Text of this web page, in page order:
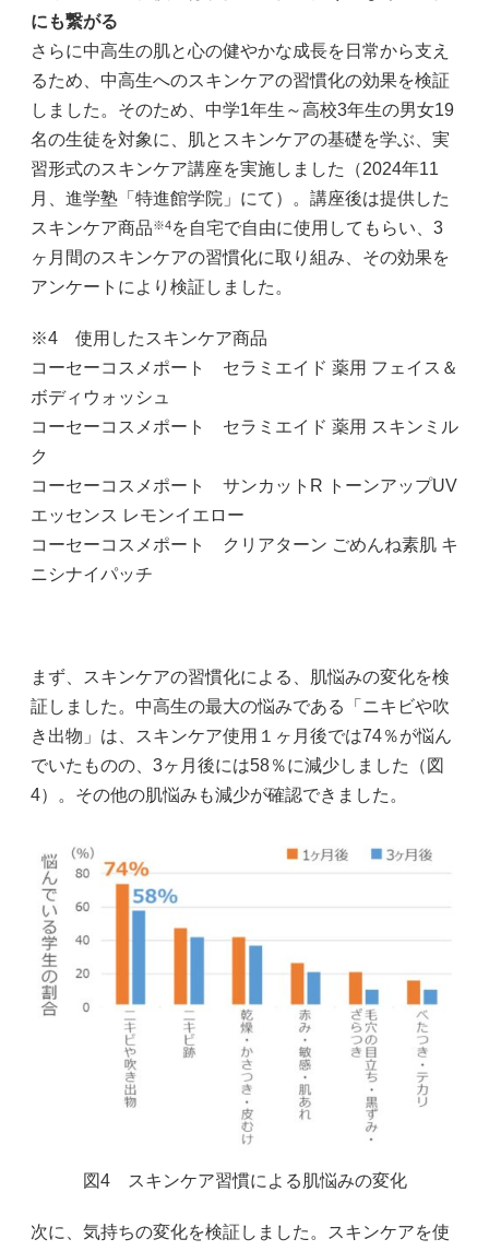
にも繋がる
さらに中高生の肌と心の健やかな成長を日常から支え
るため、中高生へのスキンケアの習慣化の効果を検証
しました。そのため、中学1年生～高校3年生の男女19
名の生徒を対象に、肌とスキンケアの基礎を学ぶ、実
習形式のスキンケア講座を実施しました（2024年11
月、進学塾「特進館学院」にて）。講座後は提供した
スキンケア商品※4を自宅で自由に使用してもらい、3
ヶ月間のスキンケアの習慣化に取り組み、その効果を
アンケートにより検証しました。
※4 使用したスキンケア商品
コーセーコスメポート セラミエイド 薬用 フェイス＆
ボディウォッシュ
コーセーコスメポート セラミエイド 薬用 スキンミル
ク
コーセーコスメポート サンカットR トーンアップUV
エッセンス レモンイエロー
コーセーコスメポート クリアターン ごめんね素肌 キ
ニシナイパッチ
まず、スキンケアの習慣化による、肌悩みの変化を検
証しました。中高生の最大の悩みである「ニキビや吹
き出物」は、スキンケア使用１ヶ月後では74％が悩ん
でいたものの、3ヶ月後には58％に減少しました（図
4）。その他の肌悩みも減少が確認できました。
図4 スキンケア習慣による肌悩みの変化
次に、気持ちの変化を検証しました。スキンケアを使